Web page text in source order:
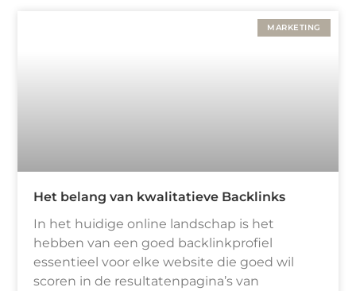
MARKETING
Het belang van kwalitatieve Backlinks
In het huidige online landschap is het
hebben van een goed backlinkprofiel
essentieel voor elke website die goed wil
scoren in de resultatenpagina’s van